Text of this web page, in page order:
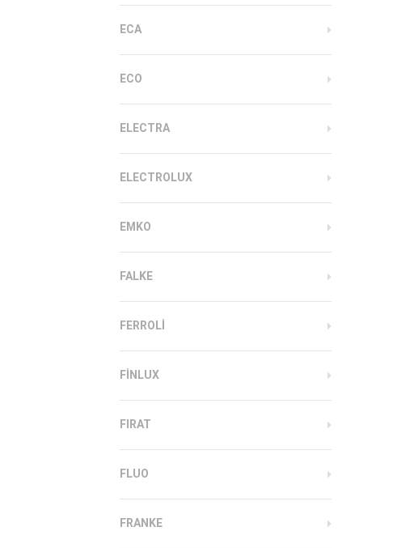
ECA
ECO
ELECTRA
ELECTROLUX
EMKO
FALKE
FERROLI
FINLUX
FIRAT
FLUO
FRANKE